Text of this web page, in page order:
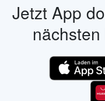
Jetzt App
nächsten